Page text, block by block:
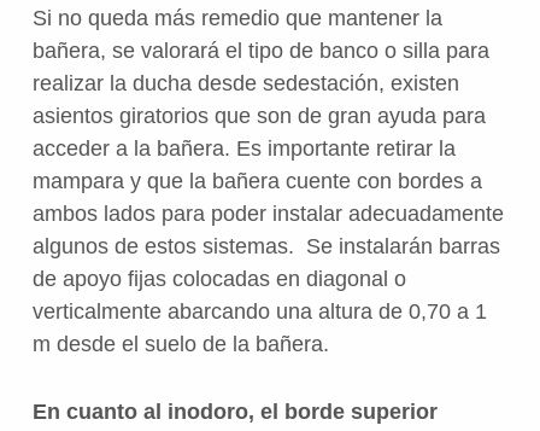
Si no queda más remedio que mantener la
bañera, se valorará el tipo de banco o silla para
realizar la ducha desde sedestación, existen
asientos giratorios que son de gran ayuda para
acceder a la bañera. Es importante retirar la
mampara y que la bañera cuente con bordes a
ambos lados para poder instalar adecuadamente
algunos de estos sistemas. Se instalarán barras
de apoyo fijas colocadas en diagonal o
verticalmente abarcando una altura de 0,70 a 1
m desde el suelo de la bañera.
En cuanto al inodoro, el borde superior